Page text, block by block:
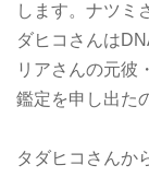
します。ナツミ
ダヒコさんは
リアさんの元彼
鑑定を申し出た
タダヒコさんか